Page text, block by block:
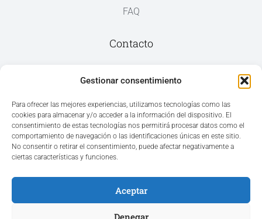
Gestionar consentimiento
Para ofrecer las mejores experiencias, utilizamos tecnologías como las
cookies para almacenar y/o acceder a la información del dispositivo. El
consentimiento de estas tecnologías nos permitirá procesar datos como el
comportamiento de navegación o las identificaciones únicas en este sitio.
No consentir o retirar el consentimiento, puede afectar negativamente a
ciertas características y funciones.
Aceptar
Denegar
FAQ
Contacto
Av. del Mar, 59, 03187 Los Montesinos,
+34 965 207 262
hola@azvconsulting.com
Acceso área privada